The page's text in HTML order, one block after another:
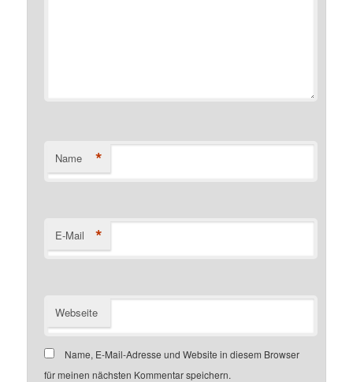
Name *
E-Mail *
Webseite
Name, E-Mail-Adresse und Website in diesem Browser
für meinen nächsten Kommentar speichern.